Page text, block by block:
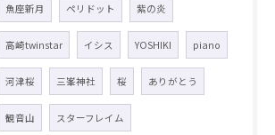
魚座新月 ペリドット 紫の炎
高崎twinstar イシス YOSHIKI piano
河津桜 三峯神社 桜 ありがとう
観音山 スターフレイム